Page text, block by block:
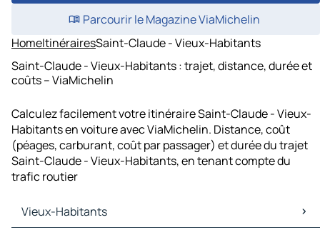
Parcourir le Magazine ViaMichelin
HomeItinérairesSaint-Claude - Vieux-Habitants
Saint-Claude - Vieux-Habitants : trajet, distance, durée et
coûts – ViaMichelin
Calculez facilement votre itinéraire Saint-Claude - Vieux-
Habitants en voiture avec ViaMichelin. Distance, coût
(péages, carburant, coût par passager) et durée du trajet
Saint-Claude - Vieux-Habitants, en tenant compte du
trafic routier
Vieux-Habitants